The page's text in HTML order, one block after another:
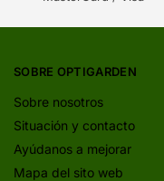
SOBRE OPTIGARDEN
Sobre nosotros
Situación y contacto
Ayúdanos a mejorar
Mapa del sito web